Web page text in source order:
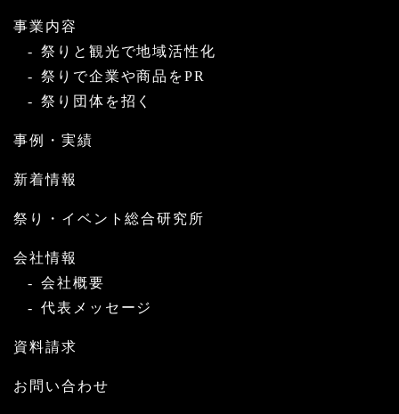
事業内容
祭りと観光で地域活性化
祭りで企業や商品をPR
祭り団体を招く
事例・実績
新着情報
祭り・イベント総合研究所
会社情報
会社概要
代表メッセージ
資料請求
お問い合わせ